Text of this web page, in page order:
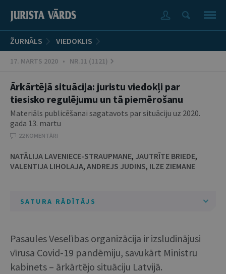
ŽURNĀLS VIEDOKLIS
17. MARTS 2020 • NR.11 (1121)
Ārkārtējā situācija: juristu viedokļi par
tiesisko regulējumu un tā piemērošanu
Materiāls publicēšanai sagatavots par situāciju uz 2020.
gada 13. martu
22 KOMENTĀRI
NATĀLIJA LAVENIECE-STRAUPMANE, JAUTRĪTE BRIEDE,
VALENTIJA LIHOLAJA, ANDREJS JUDINS, ILZE ZIEMANE
SATURA RĀDĪTĀJS
Pasaules Veselības organizācija ir izsludinājusi
vīrusa Covid-19 pandēmiju, savukārt Ministru
kabinets – ārkārtējo situāciju Latvijā.